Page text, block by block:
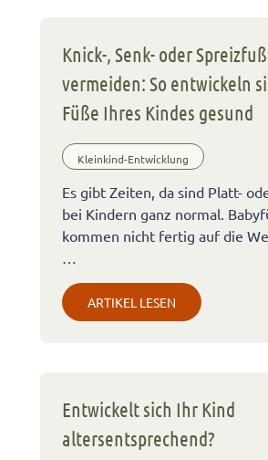
Knick-, Senk- oder Spreizfuß
vermeiden: So entwickeln
Füße Ihres Kindes gesund
Kleinkind-Entwicklung
Es gibt Zeiten, da sind Platt-
bei Kindern ganz normal.
kommen nicht fertig auf die
…
ARTIKEL LESEN
Entwickelt sich Ihr Kind
altersentsprechend?